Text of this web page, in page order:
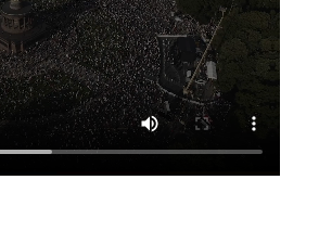
Lösungen für Schule, Pflege,
und die Kommunen. Diese Probleme
im Landtag zuerst auf Parteifarbe
Inhalt geschaut wird.
nützt.